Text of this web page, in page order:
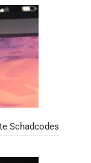
Schadcodes